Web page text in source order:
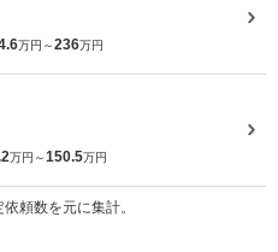
万円～236万円
万円～150.5万円
頼数を元に集計。